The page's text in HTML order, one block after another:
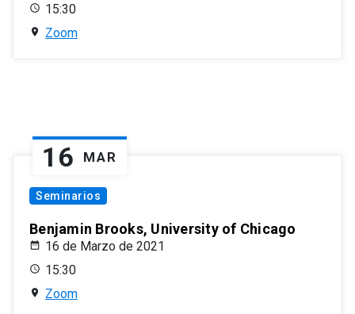
15:30
Zoom
16 MAR
Seminarios
Benjamin Brooks, University of Chicago
16 de Marzo de 2021
15:30
Zoom